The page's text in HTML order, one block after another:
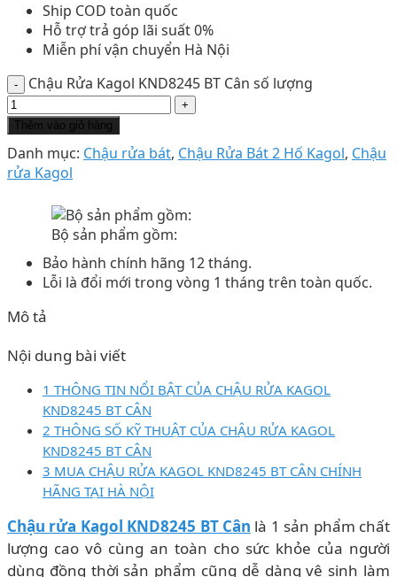
Ship COD toàn quốc
Hỗ trợ trả góp lãi suất 0%
Miễn phí vận chuyển Hà Nội
Chậu Rửa Kagol KND8245 BT Cân số lượng
Thêm vào giỏ hàng
Danh mục: Chậu rửa bát, Chậu Rửa Bát 2 Hố Kagol, Chậu
rửa Kagol
Bộ sản phẩm gồm:
Bảo hành chính hãng 12 tháng.
Lỗi là đổi mới trong vòng 1 tháng trên toàn quốc.
Mô tả
Nội dung bài viết
1 THÔNG TIN NỔI BẬT CỦA CHẬU RỬA KAGOL
KND8245 BT CÂN
2 THÔNG SỐ KỸ THUẬT CỦA CHẬU RỬA KAGOL
KND8245 BT CÂN
3 MUA CHẬU RỬA KAGOL KND8245 BT CÂN CHÍNH
HÃNG TẠI HÀ NỘI
Chậu rửa Kagol KND8245 BT Cân là 1 sản phẩm chất
lượng cao vô cùng an toàn cho sức khỏe của người
dùng đồng thời sản phẩm cũng dễ dàng vệ sinh làm